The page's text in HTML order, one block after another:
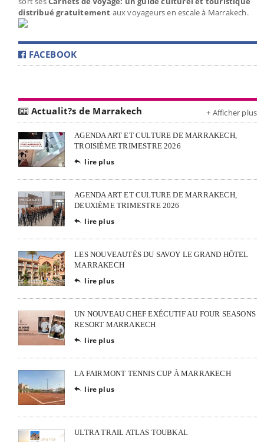
distribué gratuitement aux voyageurs en escale à Marrakech.
FACEBOOK
Actualit?s de Marrakech + Afficher plus
AGENDA ART ET CULTURE DE MARRAKECH,
TROISIÈME TRIMESTRE 2026
 lire plus
AGENDA ART ET CULTURE DE MARRAKECH,
DEUXIÈME TRIMESTRE 2026
 lire plus
LES NOUVEAUTÉS DU SAVOY LE GRAND HÔTEL
MARRAKECH
 lire plus
UN NOUVEAU CHEF EXÉCUTIF AU FOUR SEASONS
RESORT MARRAKECH
 lire plus
LA FAIRMONT TENNIS CUP À MARRAKECH
 lire plus
ULTRA TRAIL ATLAS TOUBKAL